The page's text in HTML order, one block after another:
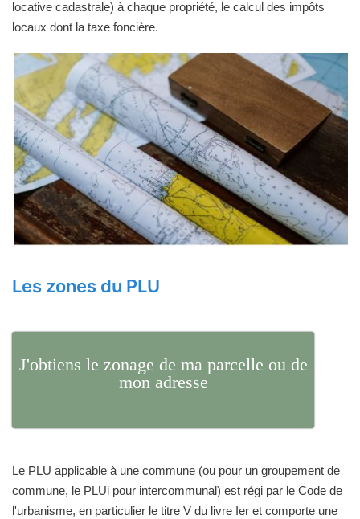
locative cadastrale) à chaque propriété, le calcul des impôts
locaux dont la taxe foncière.
Les zones du PLU
J'obtiens le zonage de ma parcelle ou de
mon adresse
Le PLU applicable à une commune (ou pour un groupement de
commune, le PLUi pour intercommunal) est régi par le Code de
l'urbanisme, en particulier le titre V du livre Ier et comporte une